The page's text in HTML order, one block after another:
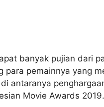
banyak pujian dari
para pemainnya yang
antaranya
Movie Awards 2019.